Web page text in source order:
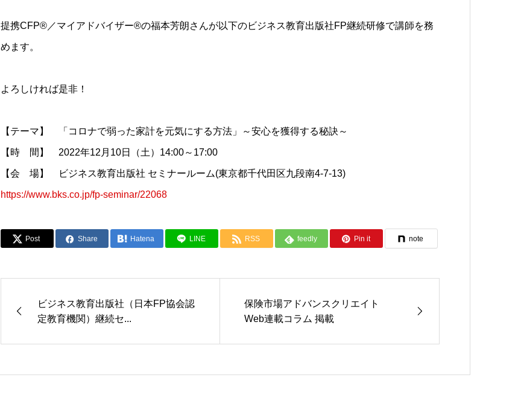
提携CFP®︎／マイアドバイザー®︎の福本芳朗さんが以下のビジネス教育出版社FP継続研修で講師を務
めます。
よろしければ是非！
【テーマ】 「コロナで弱った家計を元気にする方法」～安心を獲得する秘訣～
【時 間】 2022年12月10日（土）14:00～17:00
【会 場】 ビジネス教育出版社 セミナールーム(東京都千代田区九段南4-7-13)
https://www.bks.co.jp/fp-seminar/22068
Post Share Hatena LINE RSS feedly Pin it note
ビジネス教育出版社（日本FP協会認
定教育機関）継続セ...
保険市場アドバンスクリエイト
Web連載コラム 掲載